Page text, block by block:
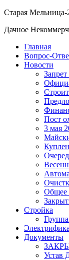
Старая Мельница-
Дачное
Главная
Вопрос-
Новости
Пост
3 мая
Общее
Стройка
Документы
Устав